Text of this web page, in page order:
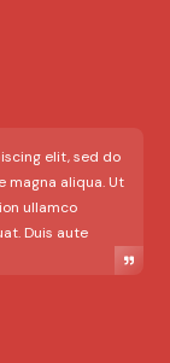
elit, sed do
aliqua. Ut
ullamco
Duis aute